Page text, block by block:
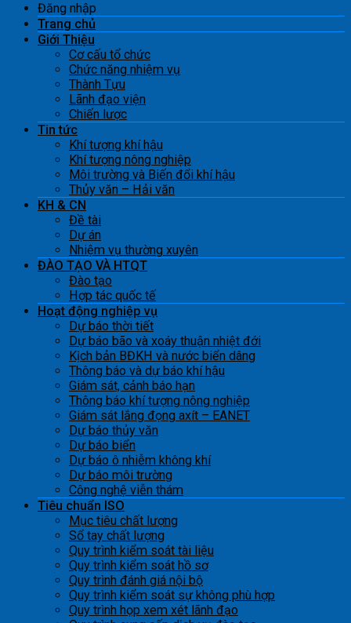
Đăng nhập
Trang chủ
Giới Thiệu
Cơ cấu tổ chức
Chức năng nhiệm vụ
Thành Tựu
Lãnh đạo viện
Chiến lược
Tin tức
Khí tượng khí hậu
Khí tượng nông nghiệp
Môi trường và Biến đổi khí hậu
Thủy văn – Hải văn
KH & CN
Đề tài
Dự án
Nhiệm vụ thường xuyên
ĐÀO TẠO VÀ HTQT
Đào tạo
Hợp tác quốc tế
Hoạt động nghiệp vụ
Dự báo thời tiết
Dự báo bão và xoáy thuận nhiệt đới
Kịch bản BĐKH và nước biển dâng
Thông báo và dự báo khí hậu
Giám sát, cảnh báo hạn
Thông báo khí tượng nông nghiệp
Giám sát lắng đọng axít – EANET
Dự báo thủy văn
Dự báo biển
Dự báo ô nhiễm không khí
Dự báo môi trường
Công nghệ viễn thám
Tiêu chuẩn ISO
Mục tiêu chất lượng
Sổ tay chất lượng
Quy trình kiểm soát tài liệu
Quy trình kiểm soát hồ sơ
Quy trình đánh giá nội bộ
Quy trình kiểm soát sự không phù hợp
Quy trình họp xem xét lãnh đạo